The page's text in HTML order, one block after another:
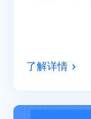
了解详情